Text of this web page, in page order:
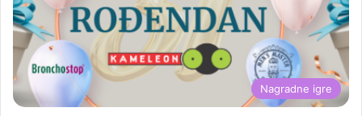
Nagradne igre